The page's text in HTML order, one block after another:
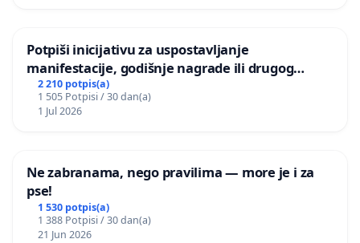
Potpiši inicijativu za uspostavljanje
manifestacije, godišnje nagrade ili drugog
javnog događaja „Edin Avdić“ u Sarajevu
2 210 potpis(a)
1 505 Potpisi / 30 dan(a)
1 Jul 2026
Ne zabranama, nego pravilima — more je i za
pse!
1 530 potpis(a)
1 388 Potpisi / 30 dan(a)
21 Jun 2026